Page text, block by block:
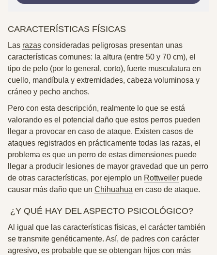
CARACTERÍSTICAS FÍSICAS
Las razas consideradas peligrosas presentan unas
características comunes: la altura (entre 50 y 70 cm), el
tipo de pelo (por lo general, corto), fuerte musculatura en
cuello, mandíbula y extremidades, cabeza voluminosa y
cráneo y pecho anchos.
Pero con esta descripción, realmente lo que se está
valorando es el potencial daño que estos perros pueden
llegar a provocar en caso de ataque. Existen casos de
ataques registrados en prácticamente todas las razas, el
problema es que un perro de estas dimensiones puede
llegar a producir lesiones de mayor gravedad que un perro
de otras características, por ejemplo un Rottweiler puede
causar más daño que un Chihuahua en caso de ataque.
¿Y QUÉ HAY DEL ASPECTO PSICOLÓGICO?
Al igual que las características físicas, el carácter también
se transmite genéticamente. Así, de padres con carácter
agresivo, es probable que se obtengan hijos con más